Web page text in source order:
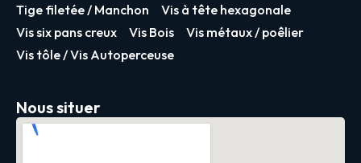
Tige filetée / Manchon
Vis à tête hexagonale
Vis six pans creux
Vis Bois
Vis métaux / poêlier
Vis tôle / Vis Autoperceuse
Nous situer